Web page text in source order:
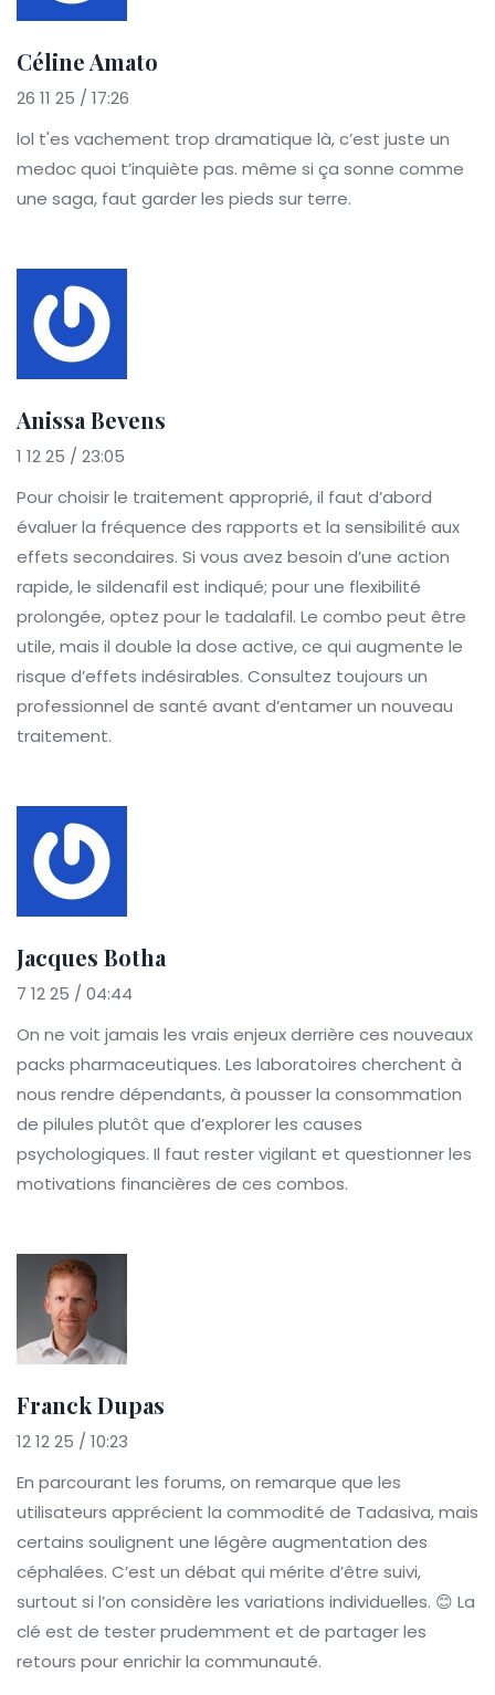
Céline Amato
26 11 25 / 17:26
lol t'es vachement trop dramatique là, c’est juste un
medoc quoi t’inquiète pas. même si ça sonne comme
une saga, faut garder les pieds sur terre.
Anissa Bevens
1 12 25 / 23:05
Pour choisir le traitement approprié, il faut d’abord
évaluer la fréquence des rapports et la sensibilité aux
effets secondaires. Si vous avez besoin d’une action
rapide, le sildenafil est indiqué; pour une flexibilité
prolongée, optez pour le tadalafil. Le combo peut être
utile, mais il double la dose active, ce qui augmente le
risque d’effets indésirables. Consultez toujours un
professionnel de santé avant d’entamer un nouveau
traitement.
Jacques Botha
7 12 25 / 04:44
On ne voit jamais les vrais enjeux derrière ces nouveaux
packs pharmaceutiques. Les laboratoires cherchent à
nous rendre dépendants, à pousser la consommation
de pilules plutôt que d’explorer les causes
psychologiques. Il faut rester vigilant et questionner les
motivations financières de ces combos.
Franck Dupas
12 12 25 / 10:23
En parcourant les forums, on remarque que les
utilisateurs apprécient la commodité de Tadasiva, mais
certains soulignent une légère augmentation des
céphalées. C’est un débat qui mérite d’être suivi,
surtout si l’on considère les variations individuelles. 😊 La
clé est de tester prudemment et de partager les
retours pour enrichir la communauté.